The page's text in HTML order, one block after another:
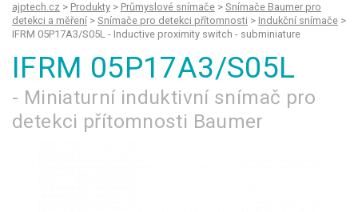
ajptech.cz > Produkty > Průmyslové snímače > Snímače Baumer pro
detekci a měření > Snímače pro detekci přítomnosti > Indukční snímače >
IFRM 05P17A3/S05L - Inductive proximity switch - subminiature
IFRM 05P17A3/S05L
- Miniaturní induktivní snímač pro
detekci přítomnosti Baumer